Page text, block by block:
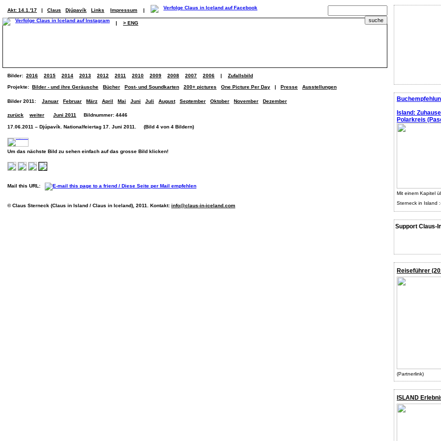
Island:
Polarkreis
Mit einem Kapitel
Sterneck in Island
Support Claus-
Reiseführer
(Partnerlink)
ISLAND
Akt: 14.1.'17 | Claus Djúpavík Links Impressum |
| > ENG
Bilder: 2016 2015 2014 2013 2012 2011 2010 2009 2008 2007 2006 | Zufallsbild
Projekte: Bilder - und ihre Geräusche Bücher Post- und Soundkarten 200+ pictures One Picture Per Day | Presse Ausstellungen
Bilder 2011: Januar Februar März April Mai Juni Juli August September Oktober November Dezember
zurück weiter Juni 2011 Bildnummer: 4446
17.06.2011 – Djúpavík. Nationalfeiertag 17. Juni 2011. (Bild 4 von 4 Bildern)
Um das nächste Bild zu sehen einfach auf das grosse Bild klicken!
Mail this URL:
© Claus Sterneck (Claus in Island / Claus in Iceland), 2011. Kontakt: info@claus-in-iceland.com